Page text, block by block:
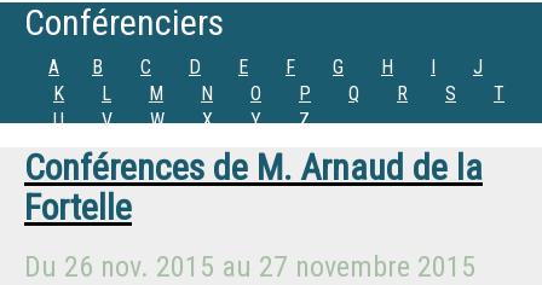
Conférenciers
A B C D E F G H I
J
K
L M N O P Q R S
T
U
V W X Y Z
Conférences de M. Arnaud de la
Fortelle
Du 26 nov. 2015 au 27 novembre 2015